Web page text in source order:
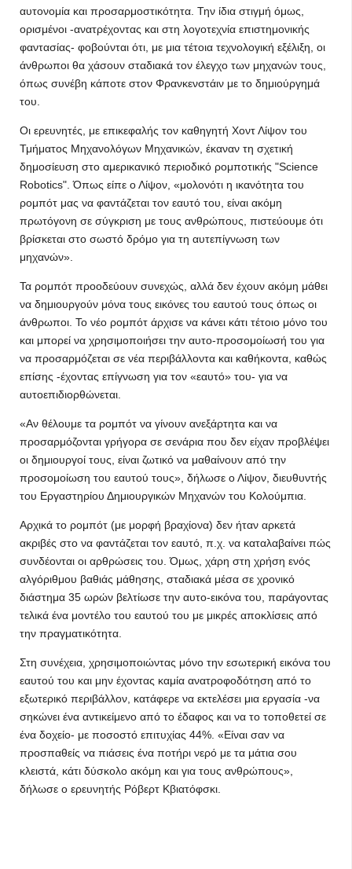
αυτονομία και προσαρμοστικότητα. Την ίδια στιγμή όμως,
ορισμένοι -ανατρέχοντας και στη λογοτεχνία επιστημονικής
φαντασίας- φοβούνται ότι, με μια τέτοια τεχνολογική εξέλιξη, οι
άνθρωποι θα χάσουν σταδιακά τον έλεγχο των μηχανών τους,
όπως συνέβη κάποτε στον Φρανκενστάιν με το δημιούργημά
του.
Οι ερευνητές, με επικεφαλής τον καθηγητή Χοντ Λίψον του
Τμήματος Μηχανολόγων Μηχανικών, έκαναν τη σχετική
δημοσίευση στο αμερικανικό περιοδικό ρομποτικής "Science
Robotics". Όπως είπε ο Λίψον, «μολονότι η ικανότητα του
ρομπότ μας να φαντάζεται τον εαυτό του, είναι ακόμη
πρωτόγονη σε σύγκριση με τους ανθρώπους, πιστεύουμε ότι
βρίσκεται στο σωστό δρόμο για τη αυτεπίγνωση των
μηχανών».
Τα ρομπότ προοδεύουν συνεχώς, αλλά δεν έχουν ακόμη μάθει
να δημιουργούν μόνα τους εικόνες του εαυτού τους όπως οι
άνθρωποι. Το νέο ρομπότ άρχισε να κάνει κάτι τέτοιο μόνο του
και μπορεί να χρησιμοποιήσει την αυτο-προσομοίωσή του για
να προσαρμόζεται σε νέα περιβάλλοντα και καθήκοντα, καθώς
επίσης -έχοντας επίγνωση για τον «εαυτό» του- για να
αυτοεπιδιορθώνεται.
«Αν θέλουμε τα ρομπότ να γίνουν ανεξάρτητα και να
προσαρμόζονται γρήγορα σε σενάρια που δεν είχαν προβλέψει
οι δημιουργοί τους, είναι ζωτικό να μαθαίνουν από την
προσομοίωση του εαυτού τους», δήλωσε ο Λίψον, διευθυντής
του Εργαστηρίου Δημιουργικών Μηχανών του Κολούμπια.
Αρχικά το ρομπότ (με μορφή βραχίονα) δεν ήταν αρκετά
ακριβές στο να φαντάζεται τον εαυτό, π.χ. να καταλαβαίνει πώς
συνδέονται οι αρθρώσεις του. Όμως, χάρη στη χρήση ενός
αλγόριθμου βαθιάς μάθησης, σταδιακά μέσα σε χρονικό
διάστημα 35 ωρών βελτίωσε την αυτο-εικόνα του, παράγοντας
τελικά ένα μοντέλο του εαυτού του με μικρές αποκλίσεις από
την πραγματικότητα.
Στη συνέχεια, χρησιμοποιώντας μόνο την εσωτερική εικόνα του
εαυτού του και μην έχοντας καμία ανατροφοδότηση από το
εξωτερικό περιβάλλον, κατάφερε να εκτελέσει μια εργασία -να
σηκώνει ένα αντικείμενο από το έδαφος και να το τοποθετεί σε
ένα δοχείο- με ποσοστό επιτυχίας 44%. «Είναι σαν να
προσπαθείς να πιάσεις ένα ποτήρι νερό με τα μάτια σου
κλειστά, κάτι δύσκολο ακόμη και για τους ανθρώπους»,
δήλωσε ο ερευνητής Ρόβερτ Κβιατόφσκι.